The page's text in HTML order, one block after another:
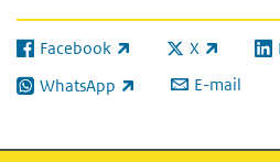
Facebook
(externe link) X
(externe link)
WhatsApp
(externe link) E-mail